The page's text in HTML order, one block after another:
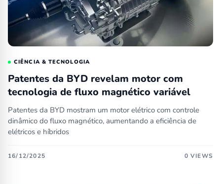
CIÊNCIA & TECNOLOGIA
Patentes da BYD revelam motor com
tecnologia de fluxo magnético variável
Patentes da BYD mostram um motor elétrico com controle
dinâmico do fluxo magnético, aumentando a eficiência de
elétricos e híbridos
16/12/2025 0 VIEWS